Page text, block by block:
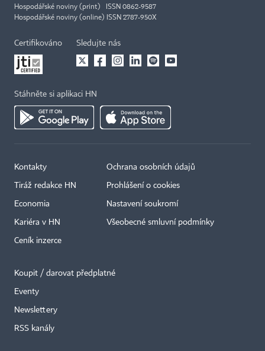
Hospodářské noviny (print) ISSN 0862-9587
Hospodářské noviny (online) ISSN 2787-950X
Certifikováno Sledujte nás
Stáhněte si aplikaci HN
Kontakty
Tiráž redakce HN
Economia
Kariéra v HN
Ceník inzerce
Ochrana osobních údajů
Prohlášení o cookies
Nastavení soukromí
Všeobecné smluvní podmínky
Koupit / darovat předplatné
Eventy
Newslettery
RSS kanály